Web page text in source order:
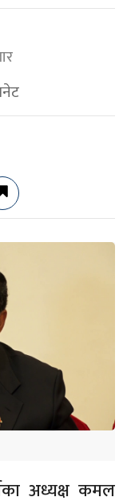
अध्यक्ष कमल